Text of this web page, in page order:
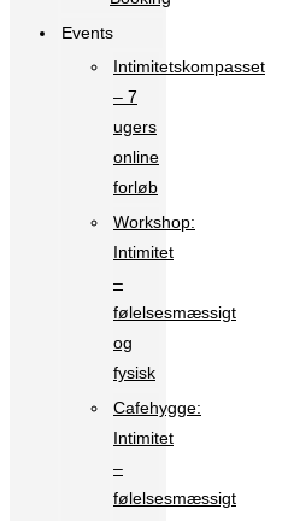
Events
Intimitetskompasset
– 7
ugers
online
forløb
Workshop:
Intimitet
–
følelsesmæssigt
og
fysisk
Cafehygge:
Intimitet
–
følelsesmæssigt